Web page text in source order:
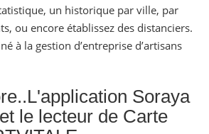
un historique par ville, par
ou encore établissez des distanciers.
à la gestion d’entreprise d’artisans
Soraya
le lecteur de Carte